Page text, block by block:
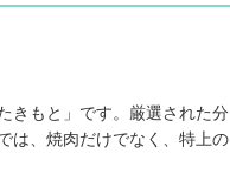
きもと」です。厳選された分
は、焼肉だけでなく、特上の